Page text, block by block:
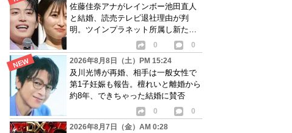
佐藤佳奈アナがレインボー池田直人
と結婚、読売テレビ退社理由が判
明。ツインプラネット所属し新たな
0
0
2026年8月8日（土）PM 15:24
及川光博が再婚、相手は一般女性で
第1子妊娠も報告。檀れいと離婚から
約8年、できちゃった結婚に賛否
0
0
2026年8月7日（金）AM 0:28